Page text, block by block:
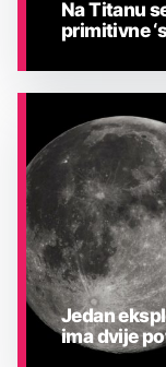
Na Titanu
primitivne
Jedan
ima dvije